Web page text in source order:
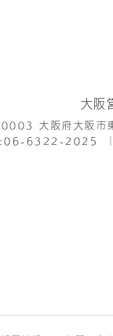
大阪
0003大阪府大阪市
06-6322-2025